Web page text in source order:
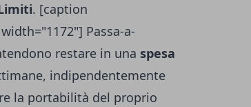
. [caption
Passa-a-
restare in una spesa
indipendentemente
la portabilità del proprio